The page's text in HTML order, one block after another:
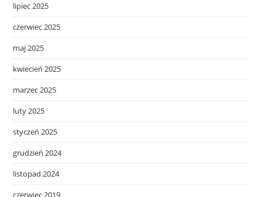
lipiec 2025
czerwiec 2025
maj 2025
kwiecień 2025
marzec 2025
luty 2025
styczeń 2025
grudzień 2024
listopad 2024
czerwiec 2019